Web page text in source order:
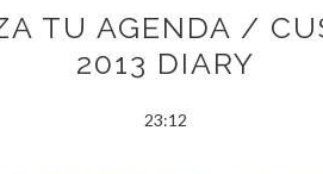
TU AGENDA /
2013 DIARY
23:12